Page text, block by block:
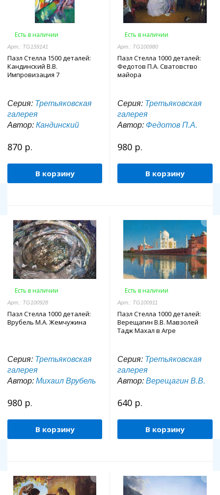
Есть в наличии
Арт.: TG159141
Пазл Стелла 1500 деталей:
Кандинский В.В.
Импровизация 7
Серия: Третьяковская
галерея
Автор: Кандинский
870 р.
В корзину
Есть в наличии
Арт.: TG100980
Пазл Стелла 1000 деталей:
Федотов П.А. Сватовство
майора
Серия: Третьяковская
галерея
Автор: Федотов П.А.
980 р.
В корзину
Есть в наличии
Арт.: TG100928
Пазл Стелла 1000 деталей:
Врубель М.А. Жемчужина
Серия: Третьяковская
галерея
Автор: Михаил Врубель
980 р.
В корзину
Есть в наличии
Арт.: TG100911
Пазл Стелла 1000 деталей:
Верещагин В.В. Мавзолей
Тадж Махал в Агре
Серия: Третьяковская
галерея
Автор: Верещагин В.В.
640 р.
В корзину